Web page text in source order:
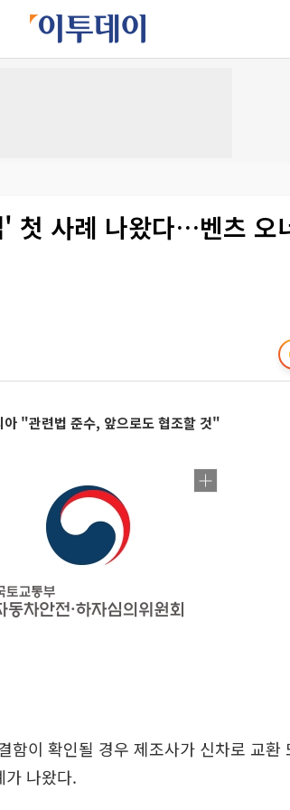
첫 사례 나왔다…벤츠 오
"관련법 준수, 앞으로도 협조할 것"
함이 확인될 경우 제조사가 신차로 교환
나왔다.